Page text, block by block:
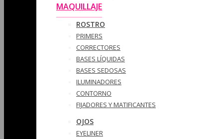
MAQUILLAJE
ROSTRO
PRIMERS
CORRECTORES
BASES LÍQUIDAS
BASES SEDOSAS
ILUMINADORES
CONTORNO
FIJADORES Y MATIFICANTES
OJOS
EYELINER